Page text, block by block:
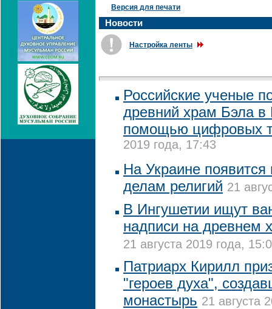
Версия для печати
Новости
Настройка ленты
Российские ученые
древний храм Бэла
помощью цифровых
2019 года, 17:43
На Украине появится
делам религий 21
В Ингушетии ищут
надписи на древнем
21 августа 2019 года,
Патриарх Кирилл
"героев духа",
монастырь 21 августа